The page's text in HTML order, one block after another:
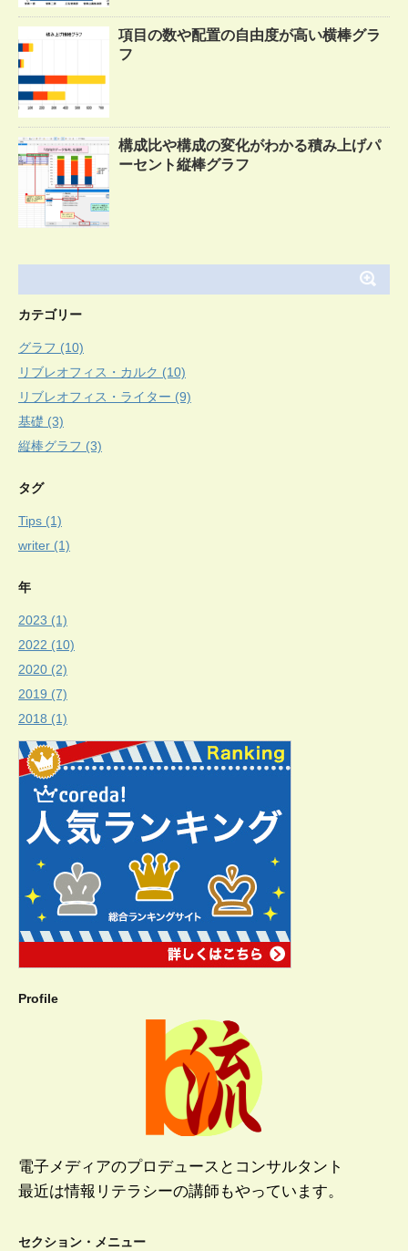
項目の数や配置の自由度が高い横棒グラ
フ
構成比や構成の変化がわかる積み上げパ
ーセント縦棒グラフ
カテゴリー
グラフ (10)
リブレオフィス・カルク (10)
リブレオフィス・ライター (9)
基礎 (3)
縦棒グラフ (3)
タグ
Tips (1)
writer (1)
年
2023 (1)
2022 (10)
2020 (2)
2019 (7)
2018 (1)
Profile
電子メディアのプロデュースとコンサルタント
最近は情報リテラシーの講師もやっています。
セクション・メニュー